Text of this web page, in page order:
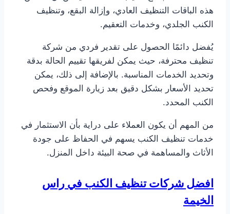
هذه الباقات التنظيف العادي، وإزالة البقع، وتنظيف
الكنب الجلدي، وخدمات التعقيم.
يُفضل دائمًا الحصول على تقدير فردي من شركة
تنظيف محترفة، حيث يمكن لفريقها تقييم الحالة بدقة
وتحديد الخدمات المناسبة. بالإضافة إلى ذلك، يمكن
تحديد الأسعار بشكل دقيق بعد زيارة الموقع وفحص
الكنب المحدد.
من المهم أن يكون العملاء على دراية بأن الاستثمار في
خدمات تنظيف الكنب يسهم في الحفاظ على جودة
الأثاث والمساهمة في صحة البيئة داخل المنزل.
افضل شركات تنظيف الكنب في راس
الخيمة